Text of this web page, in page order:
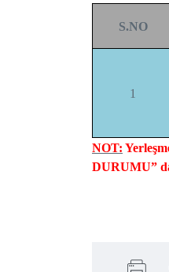
S.NO
1
NOT:
DURUMU”